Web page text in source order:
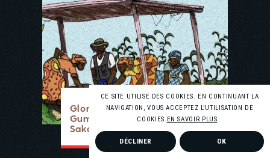
CE SITE UTILISE DES COOKIES. EN CONTINUANT LA
NAVIGATION, VOUS ACCEPTEZ L'UTILISATION DE
COOKIES. EN SAVOIR PLUS
DÉCLINER OK
Gloria
Gummerus -
Sakami Coffee